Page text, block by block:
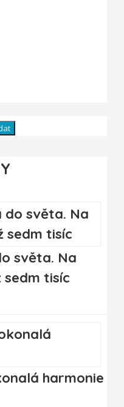
světa. Na
sedm tisíc
harmonie